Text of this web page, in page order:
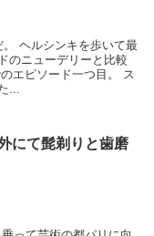
ヘルシンキを歩いて最
のニューデリーと比較
エピソード一つ目。 ス
...
にて髭剃りと歯磨